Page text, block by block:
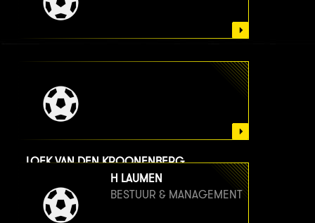
LOEK VAN DEN KROONENBERG
BESTUUR & MANAGEMENT
H LAUMEN
BESTUUR & MANAGEMENT